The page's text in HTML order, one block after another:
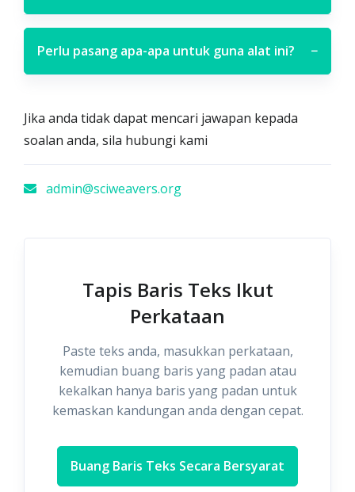
Perlu pasang apa-apa untuk guna alat ini? −
Jika anda tidak dapat mencari jawapan kepada
soalan anda, sila hubungi kami
admin@sciweavers.org
Tapis Baris Teks Ikut
Perkataan
Paste teks anda, masukkan perkataan,
kemudian buang baris yang padan atau
kekalkan hanya baris yang padan untuk
kemaskan kandungan anda dengan cepat.
Buang Baris Teks Secara Bersyarat